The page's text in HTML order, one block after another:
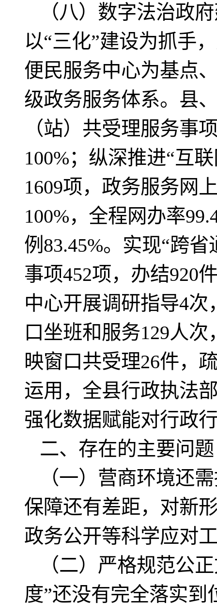
（八）数字法治政
以“三化”建设为抓手
便民服务中心为基点
级政务服务体系。县
（站）共受理服务事
100%；纵深推进“互
1609项，政务服务网
100%，全程网办率
例83.45%。实现“跨
事项452项，办结920
中心开展调研指导4
口坐班和服务129人
映窗口共受理26件，
运用，全县行政执法
强化数据赋能对行政
二、存在的主要问题
（一）营商环境还
保障还有差距，对新
政务公开等科学应对
（二）严格规范公
度”还没有完全落实